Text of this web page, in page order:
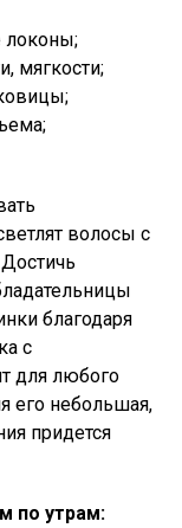
локоны;
мягкости;
волосы с
благодаря
с
для любого
его небольшая,
придется
по утрам: